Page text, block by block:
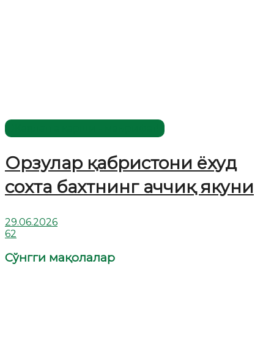
Орзулар қабристони ёхуд
сохта бахтнинг аччиқ якуни
29.06.2026
62
Сўнгги мақолалар